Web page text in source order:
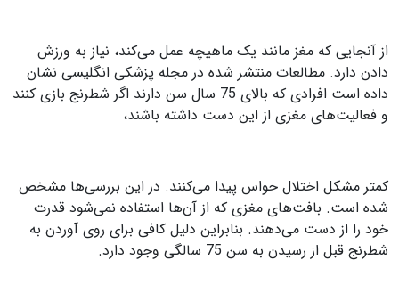
از آنجایی که مغز مانند یک ماهیچه عمل می‌کند، نیاز به ورزش
دادن دارد. مطالعات منتشر شده در مجله پزشکی انگلیسی نشان
داده است افرادی که بالای 75 سال سن دارند اگر شطرنج بازی کنند
و فعالیت‌های مغزی از این دست داشته باشند،
کمتر مشکل اختلال حواس پیدا می‌کنند. در این بررسی‌ها مشخص
شده است. بافت‌های مغزی که از آن‌ها استفاده نمی‌شود قدرت
خود را از دست می‌دهند. بنابراین دلیل کافی برای روی آوردن به
شطرنج قبل از رسیدن به سن 75 سالگی وجود دارد.